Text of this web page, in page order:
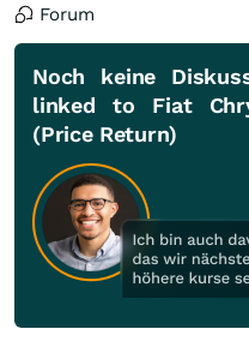
Forum
Noch keine
linked to Fiat
(Price Return)